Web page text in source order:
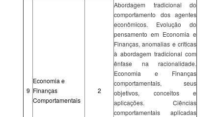
9
Economia e
Finanças
Comportamentais
2
Abordagem tradicional do
comportamento dos agentes
econômicos. Evolução do
pensamento em Economia e
Finanças, anomalias e críticas
à abordagem tradicional com
ênfase na racionalidade.
Economia e Finanças
comportamentais, seus
objetivos, conceitos e
aplicações. Ciências
comportamentais aplicadas